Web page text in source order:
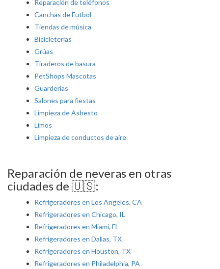
Reparación de teléfonos
Canchas de Futbol
Tiendas de música
Bicicleterías
Grúas
Tiraderos de basura
PetShops Mascotas
Guarderías
Salones para fiestas
Limpieza de Asbesto
Limos
Limpieza de conductos de aire
Reparación de neveras en otras
ciudades de 🇺🇸:
Refrigeradores en Los Angeles, CA
Refrigeradores en Chicago, IL
Refrigeradores en Miami, FL
Refrigeradores en Dallas, TX
Refrigeradores en Houston, TX
Refrigeradores en Philadelphia, PA